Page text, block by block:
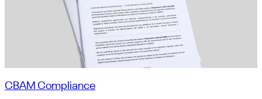
CBAM Compliance